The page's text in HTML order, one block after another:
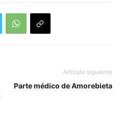
Artículo siguiente
Parte médico de Amorebieta